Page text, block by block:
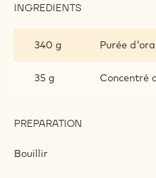
INGREDIENTS
SANGUINE
340 g Purée
35 g Concentré
PREPARATION
Bouillir